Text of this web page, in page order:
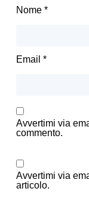
Nome *
Email *
Avvertimi via
commento.
Avvertimi via
articolo.